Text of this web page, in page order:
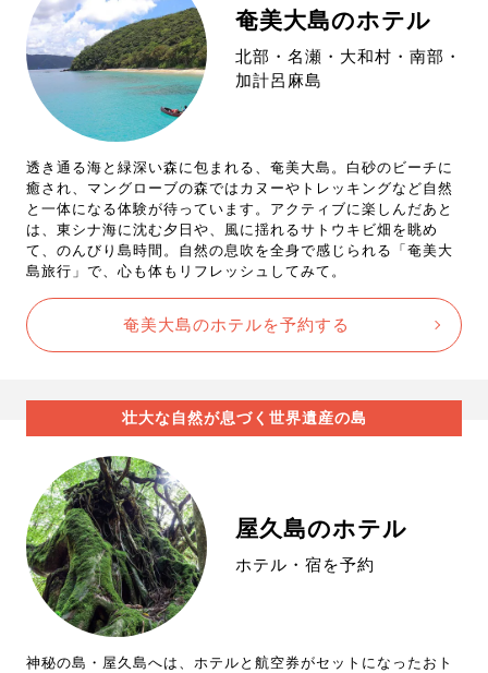
奄美大島のホテル
北部・名瀬・大和村・南部・
加計呂麻島
透き通る海と緑深い森に包まれる、奄美大島。白砂のビーチに
癒され、マングローブの森ではカヌーやトレッキングなど自然
と一体になる体験が待っています。アクティブに楽しんだあと
は、東シナ海に沈む夕日や、風に揺れるサトウキビ畑を眺め
て、のんびり島時間。自然の息吹を全身で感じられる「奄美大
島旅行」で、心も体もリフレッシュしてみて。
奄美大島のホテルを予約する
壮大な自然が息づく世界遺産の島
屋久島のホテル
ホテル・宿を予約
神秘の島・屋久島へは、ホテルと航空券がセットになったおト